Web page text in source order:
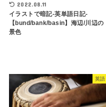
2022.08.11
イラストで暗記-英単語日記-
【bund/bank/basin】海辺/川辺の
景色
英語